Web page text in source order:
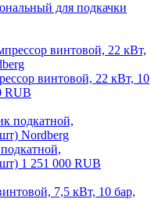
для подкачки
винтовой, 22 кВт, 10
RUB
1 251 000 RUB